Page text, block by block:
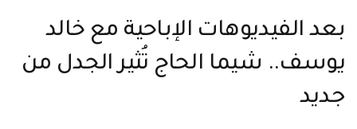
بعد الفيديوهات الإباحية مع خالد
يوسف.. شيما الحاج تُثير الجدل من
جديد